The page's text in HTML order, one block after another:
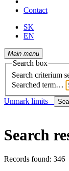
Contact
SK
EN
Main menu
Search box
Search criterium
Searched term…
Unmark limits
Search
Records found: 346